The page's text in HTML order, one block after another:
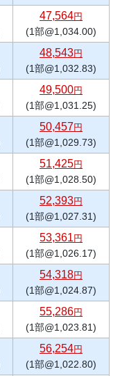
47,564円
(1部@1,034.00)
48,543円
(1部@1,032.83)
49,500円
(1部@1,031.25)
50,457円
(1部@1,029.73)
51,425円
(1部@1,028.50)
52,393円
(1部@1,027.31)
53,361 円
(1部@1,026.17)
54,318円
(1部@1,024.87)
55,286円
(1部@1,023.81)
56,254円
(1部@1,022.80)